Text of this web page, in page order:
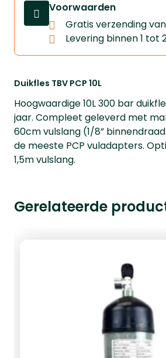
Duikfles TBV PCP 10L
Hoogwaardige 10L 300 bar
jaar. Compleet geleverd met
60cm vulslang (1/8”
de meeste PCP vuladapters.
1,5m vulslang.
Voorwaarden
Gratis verzending
Levering binnen 1 tot
Gerelateerde